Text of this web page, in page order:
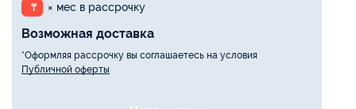
₸ × мес в рассрочку
Возможная доставка
*Оформляя рассрочку вы соглашаетесь на условия
Публичной оферты